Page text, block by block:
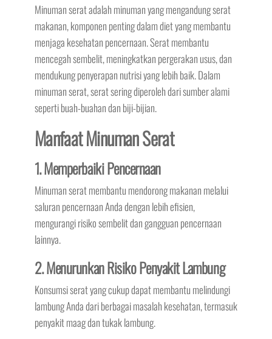
Minuman serat adalah minuman yang mengandung serat
makanan, komponen penting dalam diet yang membantu
menjaga kesehatan pencernaan. Serat membantu
mencegah sembelit, meningkatkan pergerakan usus, dan
mendukung penyerapan nutrisi yang lebih baik. Dalam
minuman serat, serat sering diperoleh dari sumber alami
seperti buah-buahan dan biji-bijian.
Manfaat Minuman Serat
1. Memperbaiki Pencernaan
Minuman serat membantu mendorong makanan melalui
saluran pencernaan Anda dengan lebih efisien,
mengurangi risiko sembelit dan gangguan pencernaan
lainnya.
2. Menurunkan Risiko Penyakit Lambung
Konsumsi serat yang cukup dapat membantu melindungi
lambung Anda dari berbagai masalah kesehatan, termasuk
penyakit maag dan tukak lambung.